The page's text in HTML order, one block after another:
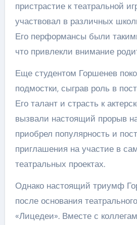
пристрастие к театральной
участвовал в различных
Его перформансы были
что привлекли внимание
Еще студентом Горшенев
подмостки, сыграв роль в
Его талант и страсть к
вызвали настоящий прорыв
приобрел популярность и
приглашения на участие в
театральных проектах.
Однако настоящий триумф
после основания
«Лицедеи». Вместе с